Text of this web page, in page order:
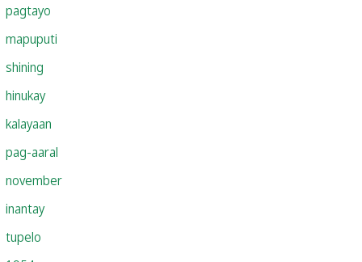
pagtayo
mapuputi
shining
hinukay
kalayaan
pag-aaral
november
inantay
tupelo